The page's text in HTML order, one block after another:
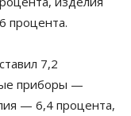
процента.
7,2
приборы —
— 6,4 процента,